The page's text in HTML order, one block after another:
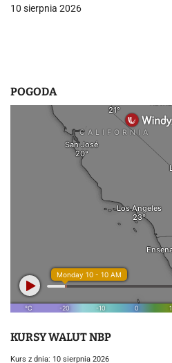
i
10 sierpnia 2026
POGODA
KURSY WALUT NBP
Kurs z dnia: 10 sierpnia 2026